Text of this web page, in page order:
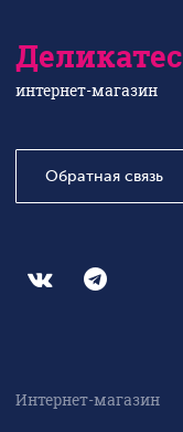
Деликатес
интернет-магазин
Обратная связь
Интернет-магазин